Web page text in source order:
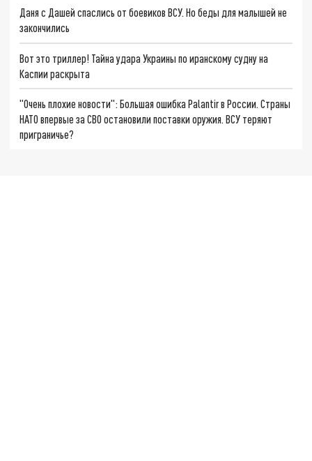
Даня с Дашей спаслись от боевиков ВСУ. Но беды для малышей не
закончились
Вот это триллер! Тайна удара Украины по иранскому судну на
Каспии раскрыта
"Очень плохие новости": Большая ошибка Palantir в России. Страны
НАТО впервые за СВО остановили поставки оружия. ВСУ теряют
приграничье?